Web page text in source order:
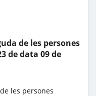
de les persones
de data 09 de
les persones